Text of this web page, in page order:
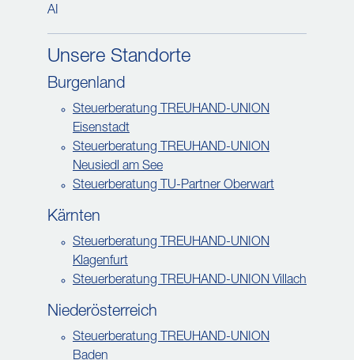
AI
Unsere Standorte
Burgenland
Steuerberatung TREUHAND-UNION
Eisenstadt
Steuerberatung TREUHAND-UNION
Neusiedl am See
Steuerberatung TU-Partner Oberwart
Kärnten
Steuerberatung TREUHAND-UNION
Klagenfurt
Steuerberatung TREUHAND-UNION Villach
Niederösterreich
Steuerberatung TREUHAND-UNION
Baden